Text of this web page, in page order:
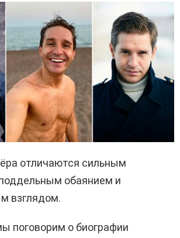
отличаются сильным
обаянием и
взглядом.
поговорим о биографии